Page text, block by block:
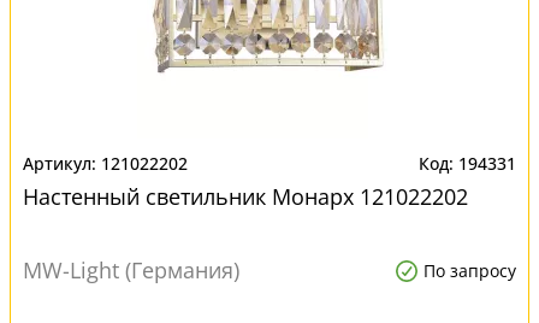
121022202 194331
Настенный светильник Монарх 121022202
MW-Light (Германия) По запросу